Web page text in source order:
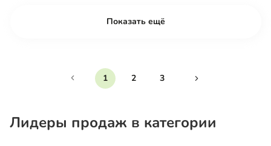
Показать ещё
1 2 3
Лидеры продаж в категории